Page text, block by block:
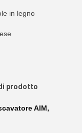
in legno
prodotto
AIM,